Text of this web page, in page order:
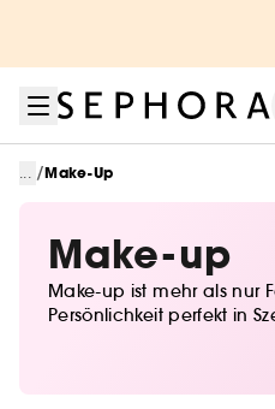
... /Make-Up
Make-up
Make-up ist mehr als nur
Persönlichkeit perfekt in